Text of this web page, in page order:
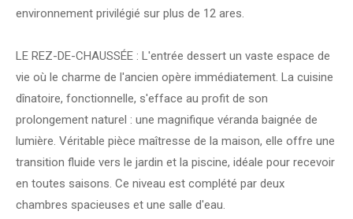
environnement privilégié sur plus de 12 ares.
LE REZ-DE-CHAUSSÉE : L'entrée dessert un vaste espace de
vie où le charme de l'ancien opère immédiatement. La cuisine
dînatoire, fonctionnelle, s'efface au profit de son
prolongement naturel : une magnifique véranda baignée de
lumière. Véritable pièce maîtresse de la maison, elle offre une
transition fluide vers le jardin et la piscine, idéale pour recevoir
en toutes saisons. Ce niveau est complété par deux
chambres spacieuses et une salle d'eau.